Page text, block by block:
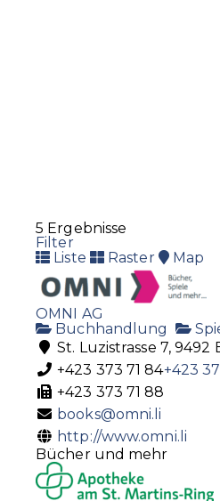
5 Ergebnisse
Filter
Liste
Raster Map
OMNI AG
Buchhandlung
St. Luzistrasse 7, 9492
+423 373 71 84+423
+423 373 71 88
books@omni.li
http://www.omni.li
Bücher und mehr